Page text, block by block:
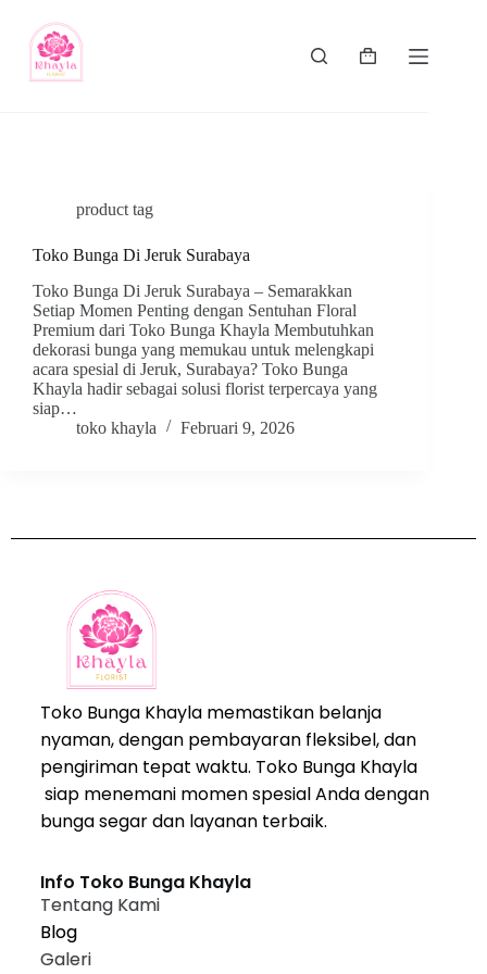
product tag
Toko Bunga Di Jeruk Surabaya
Toko Bunga Di Jeruk Surabaya – Semarakkan
Setiap Momen Penting dengan Sentuhan Floral
Premium dari Toko Bunga Khayla Membutuhkan
dekorasi bunga yang memukau untuk melengkapi
acara spesial di Jeruk, Surabaya? Toko Bunga
Khayla hadir sebagai solusi florist terpercaya yang
siap…
toko khayla
Februari 9, 2026
Toko Bunga Khayla memastikan belanja
nyaman, dengan pembayaran fleksibel, dan
pengiriman tepat waktu. Toko Bunga Khayla
siap menemani momen spesial Anda dengan
bunga segar dan layanan terbaik.
Info Toko Bunga Khayla
Tentang Kami
Blog
Galeri